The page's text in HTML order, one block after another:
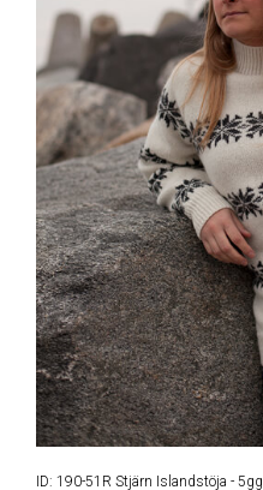
ID: 190-51R Stjärn Islandstöja - 5gg